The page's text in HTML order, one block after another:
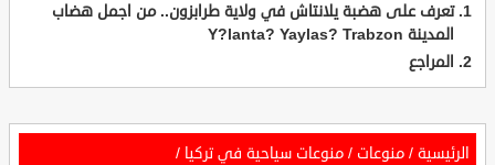
تعرف على هضبة يلانتاش في ولاية طرابزون.. من اجمل هضاب
المدينة Y?lanta? Yaylas? Trabzon
المراجع
الرئيسية / منوعات / منوعات سياحية في تركيا /